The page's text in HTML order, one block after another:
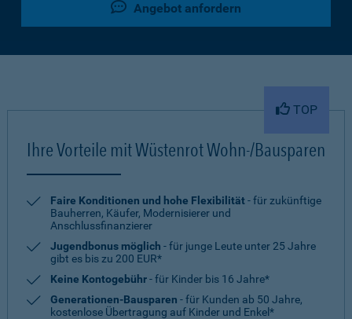
Angebot anfordern
TOP
Ihre Vorteile mit Wüstenrot Wohn-/Bausparen
Faire Konditionen und hohe Flexibilität- für zukünftige
Bauherren, Käufer, Modernisierer und
Anschlussfinanzierer
Jugendbonus möglich - für junge Leute unter 25 Jahre
gibt es bis zu 200 EUR*
Keine Kontogebühr- für Kinder bis 16 Jahre*
Generationen-Bausparen - für Kunden ab 50 Jahre,
kostenlose Übertragung auf Kinder und Enkel*